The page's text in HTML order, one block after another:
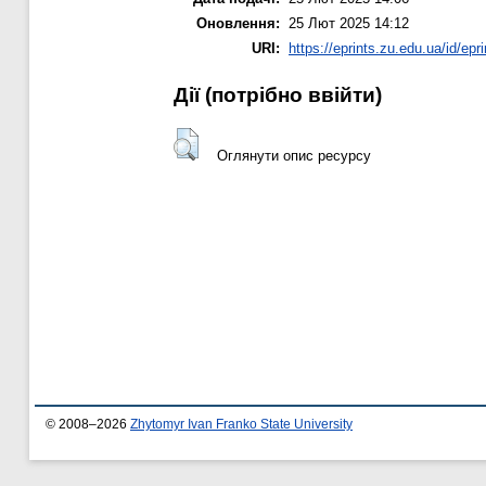
Оновлення: 25 Лют 2025 14:12
URI:
https://eprints.zu.edu.ua/id/
Дії ​​(потрібно ввійти)
Оглянути опис ресурсу
© 2008–2026 Zhytomyr Ivan Franko State University